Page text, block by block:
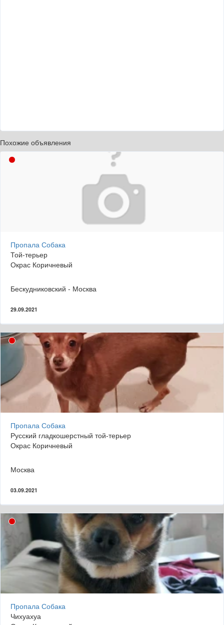
Похожие объявления
Пропала Собака
Той-терьер
Окрас Коричневый
Бескудниковский - Москва
29.09.2021
Пропала Собака
Русский гладкошерстный той-терьер
Окрас Коричневый
Москва
03.09.2021
Пропала Собака
Чихуахуа